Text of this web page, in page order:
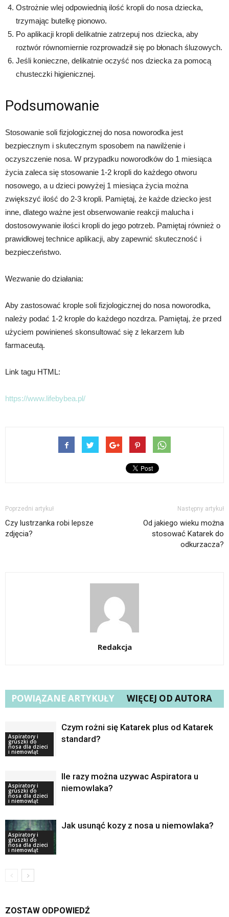
Ostrożnie wlej odpowiednią ilość kropli do nosa dziecka,
trzymając butelkę pionowo.
Po aplikacji kropli delikatnie zatrzepuj nos dziecka, aby
roztwór równomiernie rozprowadził się po błonach śluzowych.
Jeśli konieczne, delikatnie oczyść nos dziecka za pomocą
chusteczki higienicznej.
Podsumowanie
Stosowanie soli fizjologicznej do nosa noworodka jest
bezpiecznym i skutecznym sposobem na nawilżenie i
oczyszczenie nosa. W przypadku noworodków do 1 miesiąca
życia zaleca się stosowanie 1-2 kropli do każdego otworu
nosowego, a u dzieci powyżej 1 miesiąca życia można
zwiększyć ilość do 2-3 kropli. Pamiętaj, że każde dziecko jest
inne, dlatego ważne jest obserwowanie reakcji malucha i
dostosowywanie ilości kropli do jego potrzeb. Pamiętaj również o
prawidłowej technice aplikacji, aby zapewnić skuteczność i
bezpieczeństwo.
Wezwanie do działania:
Aby zastosować krople soli fizjologicznej do nosa noworodka,
należy podać 1-2 krople do każdego nozdrza. Pamiętaj, że przed
użyciem powinieneś skonsultować się z lekarzem lub
farmaceutą.
Link tagu HTML:
https://www.lifebybea.pl/
Poprzedni artykuł
Czy lustrzanka robi lepsze
zdjęcia?
Następny artykuł
Od jakiego wieku można
stosować Katarek do
odkurzacza?
Redakcja
POWIĄZANE ARTYKUŁY WIĘCEJ OD AUTORA
Aspiratory i
gruszki do
nosa dla dzieci
i niemowląt
Czym rożni się Katarek plus od Katarek
standard?
Aspiratory i
gruszki do
nosa dla dzieci
i niemowląt
Ile razy można uzywac Aspiratora u
niemowlaka?
Aspiratory i
gruszki do
nosa dla dzieci
i niemowląt
Jak usunąć kozy z nosa u niemowlaka?
ZOSTAW ODPOWIEDŹ